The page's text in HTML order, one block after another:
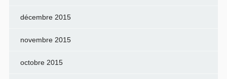
décembre 2015
novembre 2015
octobre 2015